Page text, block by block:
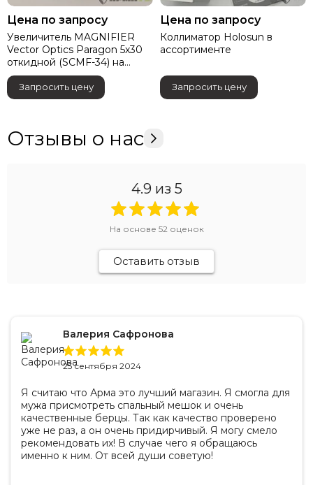
Цена по запросу
Увеличитель MAGNIFIER
Vector Optics Paragon 5x30
откидной (SCMF-34) на
Waever/Picatinny
Запросить цену
Цена по запросу
Коллиматор Holosun в
ассортименте
Запросить цену
Отзывы о нас
4.9 из 5
На основе 52 оценок
Оставить отзыв
Валерия Сафронова
25 сентября 2024
Я считаю что Арма это лучший магазин. Я смогла для
мужа присмотреть спальный мешок и очень
качественные берцы. Так как качество проверено
уже не раз, а он очень придирчивый. Я могу смело
рекомендовать их! В случае чего я обращаюсь
именно к ним. От всей души советую!